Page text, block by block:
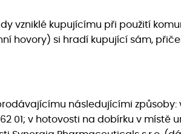
vzniklé kupujícímu při použití
hovory) si hradí kupující sám,
následujícími způsoby:
01; v hotovosti na dobírku v místě